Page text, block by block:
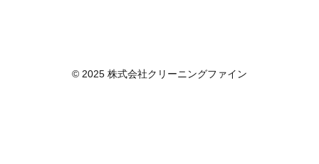
情報取扱事業者が、開示、内容の訂正、追加又は削除、
© 2025 株式会社クリーニングファイン